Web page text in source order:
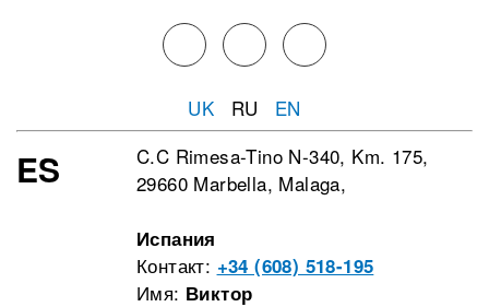
UK RU EN
ES
C.C Rimesa-Tino N-340, Km. 175,
29660 Marbella, Malaga,
Испания
Контакт: +34 (608) 518-195
Имя: Виктор